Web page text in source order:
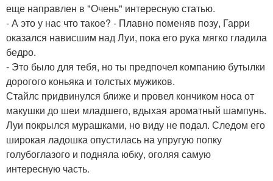
еще направлен в "Очень" интересную статью.
- А это у нас что такое? - Плавно поменяв позу, Гарри
оказался нависшим над Луи, пока его рука мягко гладила
бедро.
- Это было для тебя, но ты предпочел компанию бутылки
дорогого коньяка и толстых мужиков.
Стайлс придвинулся ближе и провел кончиком носа от
макушки до шеи младшего, вдыхая ароматный шампунь.
Луи покрылся мурашками, но виду не подал. Следом его
широкая ладошка опустилась на упругую попку
голубоглазого и подняла юбку, оголяя самую
интересную часть.